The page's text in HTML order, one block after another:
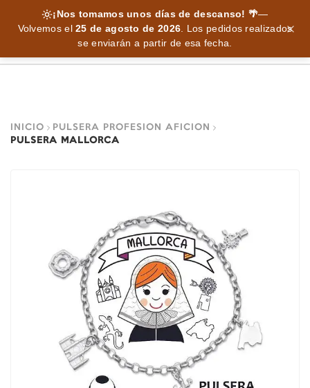
¡Nos tomamos unos días de descanso! 🌴—
Volvemos el25 de agosto de 2026. Los pedidos realizados
se enviarán a partir de esa fecha.
INICIO
PULSERA PROFESION AFICION
PULSERA MALLORCA